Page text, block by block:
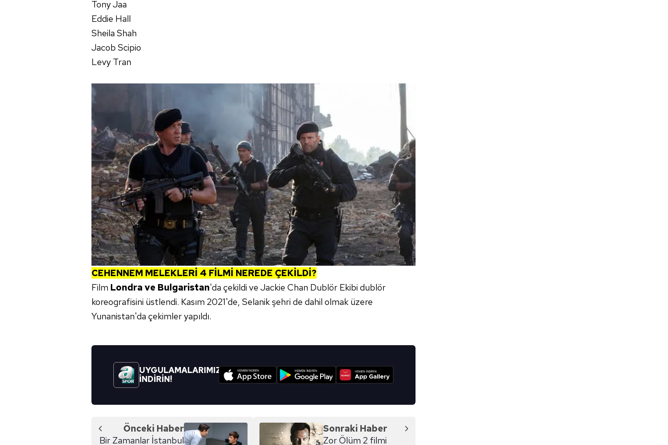
mevzuata uygun olarak kullanılan çerezlerle ilgili bilgi almak için lütfen
Tony Jaa
Eddie Hall
Sheila Shah
Jacob Scipio
Levy Tran
CEHENNEM MELEKLERİ 4 FİLMİ NEREDE ÇEKİLDİ?
Film Londra ve Bulgaristan'da çekildi ve Jackie Chan Dublör Ekibi dublör
koreografisini üstlendi. Kasım 2021'de, Selanik şehri de dahil olmak üzere
Yunanistan'da çekimler yapıldı.
UYGULAMALARIMIZI
İNDİRİN!
Önceki Haber
Bir Zamanlar İstanbul
Sonraki Haber
Zor Ölüm 2 filmi